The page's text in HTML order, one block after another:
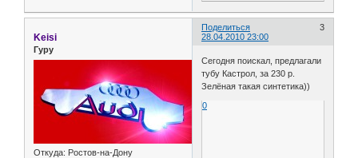
Поделиться
3
28.04.2010 23:00
Keisi
Гуру
Откуда: Ростов-на-Дону
Сегодня поискал, предлагали
тубу Кастрол, за 230 р.
Зелёная такая синтетика))
0